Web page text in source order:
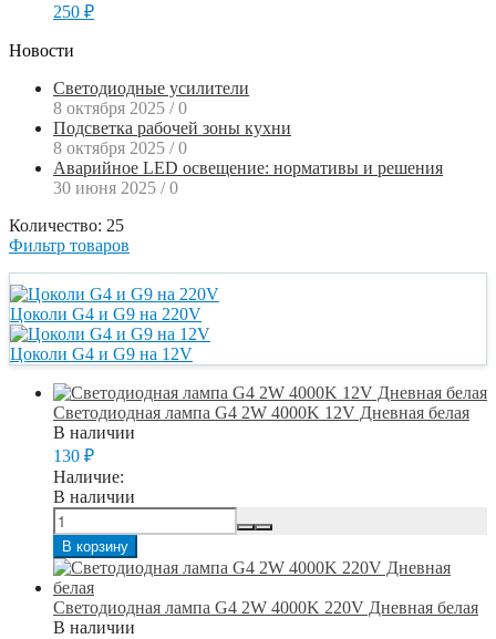
250 ₽
Новости
Светодиодные усилители
8 октября 2025 /0
Подсветка рабочей зоны кухни
8 октября 2025 /0
Аварийное LED освещение: нормативы и решения
30 июня 2025 /0
Количество: 25
Фильтр товаров
Цоколи G4 и G9 на 220V
Цоколи G4 и G9 на 12V
Светодиодная лампа G4 2W 4000K 12V Дневная белая
В наличии
130 ₽
Наличие:
В наличии
В корзину
Светодиодная лампа G4 2W 4000K 220V Дневная белая
В наличии